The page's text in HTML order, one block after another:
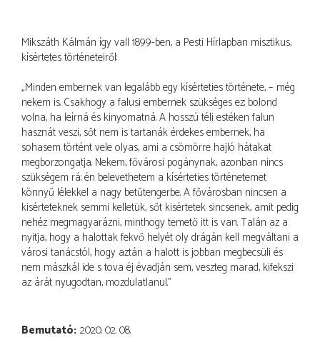
Mikszáth Kálmán így vall 1899-ben, a Pesti Hírlapban misztikus,
kísértetes történeteiről:
„Minden embernek van legalább egy kísérteties története, – még
nekem is. Csakhogy a falusi embernek szükséges ez; bolond
volna, ha leírná és kinyomatná. A hosszú téli estéken falun
hasznát veszi, sőt nem is tartanák érdekes embernek, ha
sohasem történt vele olyas, ami a csömörre hajló hátakat
megborzongatja. Nekem, fővárosi pogánynak, azonban nincs
szükségem rá; én belevethetem a kísérteties történetemet
könnyű lélekkel a nagy betűtengerbe. A fővárosban nincsen a
kisérteteknek semmi kelletük, sőt kisértetek sincsenek, amit pedig
nehéz megmagyarázni, minthogy temető itt is van. Talán az a
nyitja, hogy a halottak fekvő helyét oly drágán kell megváltani a
városi tanácstól, hogy aztán a halott is jobban megbecsüli és
nem mászkál ide s tova éj évadján sem, veszteg marad, kifekszi
az árát nyugodtan, mozdulatlanul.”
Bemutató 2020. 02. 08.